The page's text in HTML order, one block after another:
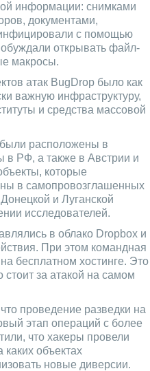
информации: снимками
документами,
с помощью
открывать файл-
макросы.
атак BugDrop было как
важную инфраструктуру,
и средства массовой
расположены в
в РФ, а также в Австрии и
которые
в самопровозглашенных
и Луганской
исследователей.
в облако Dropbox и
При этом командная
бесплатном хостинге. Это
стоит за атакой на самом
проведение разведки на
этап операций с более
что хакеры провели
каких объектах
новые диверсии.